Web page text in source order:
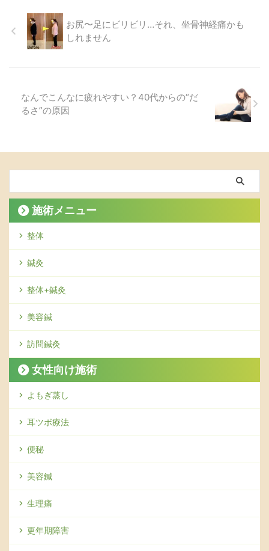
お尻〜足にビリビリ…それ、坐骨神経痛かも
しれません
なんでこんなに疲れやすい？40代からの“だ
るさ”の原因
施術メニュー
整体
鍼灸
整体+鍼灸
美容鍼
訪問鍼灸
女性向け施術
よもぎ蒸し
耳ツボ療法
便秘
美容鍼
生理痛
更年期障害